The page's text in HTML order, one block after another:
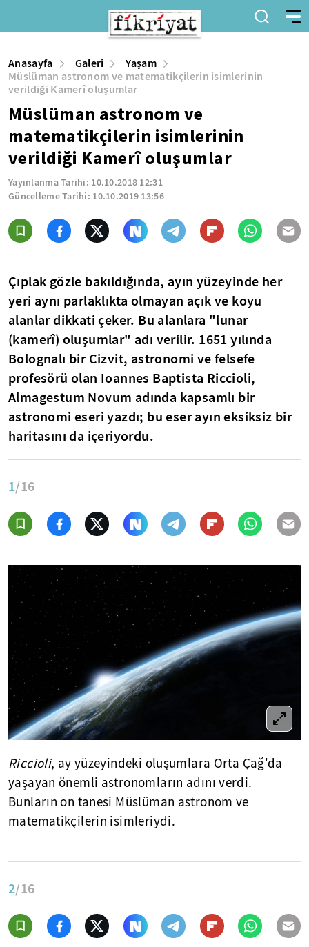
Anasayfa Galeri
Yaşam
Müslüman astronom ve matematikçilerin isimlerinin
verildiği Kamerî oluşumlar
Müslüman astronom ve
matematikçilerin isimlerinin
verildiği Kamerî oluşumlar
Yayınlanma Tarihi: 10.10.2018 12:31
Güncelleme Tarihi: 10.10.2019 13:56
Çıplak gözle bakıldığında, ayın yüzeyinde her
yeri aynı parlaklıkta olmayan açık ve koyu
alanlar dikkati çeker. Bu alanlara "lunar
(kamerî) oluşumlar" adı verilir. 1651 yılında
Bolognalı bir Cizvit, astronomi ve felsefe
profesörü olan Ioannes Baptista Riccioli,
Almagestum Novum adında kapsamlı bir
astronomi eseri yazdı; bu eser ayın eksiksiz bir
haritasını da içeriyordu.
1/16
Riccioli, ay yüzeyindeki oluşumlara Orta Çağ'da
yaşayan önemli astronomların adını verdi.
Bunların on tanesi Müslüman astronom ve
matematikçilerin isimleriydi.
2/16